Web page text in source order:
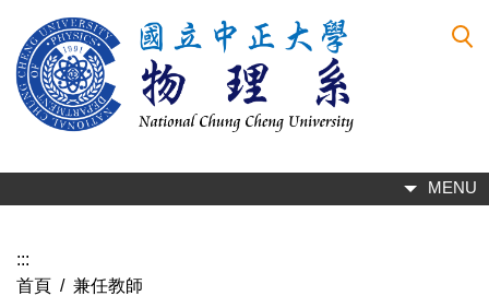
到
主
要
區
MENU
:::
首頁 / 兼任教師